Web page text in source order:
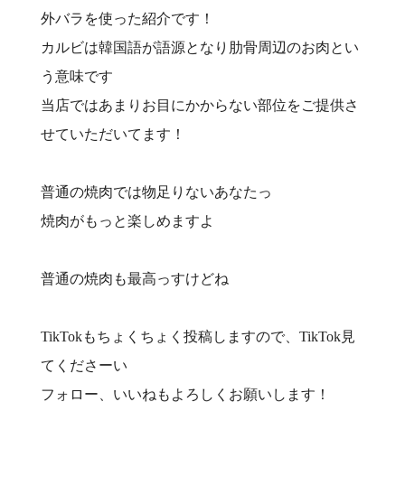
外バラを使った紹介です！
カルビは韓国語が語源となり肋骨周辺のお肉とい
う意味です
当店ではあまりお目にかからない部位をご提供さ
せていただいてます！
普通の焼肉では物足りないあなたっ
焼肉がもっと楽しめますよ
普通の焼肉も最高っすけどね
TikTokもちょくちょく投稿しますので、TikTok見
てくださーい
フォロー、いいねもよろしくお願いします！